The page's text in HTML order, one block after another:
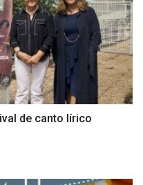
de canto lírico